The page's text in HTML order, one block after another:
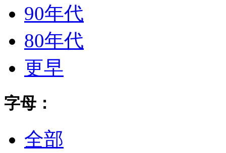
90年代
80年代
更早
字母：
全部